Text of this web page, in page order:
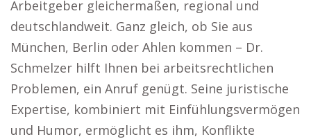
Arbeitgeber gleichermaßen, regional und
deutschlandweit. Ganz gleich, ob Sie aus
München, Berlin oder Ahlen kommen – Dr.
Schmelzer hilft Ihnen bei arbeitsrechtlichen
Problemen, ein Anruf genügt. Seine juristische
Expertise, kombiniert mit Einfühlungsvermögen
und Humor, ermöglicht es ihm, Konflikte